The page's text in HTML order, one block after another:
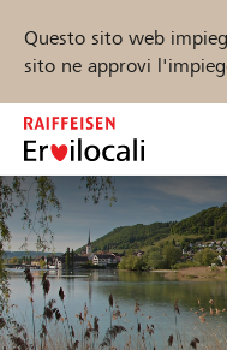
Questo sito web
sito ne approvi
Zum
Inhalt
springen